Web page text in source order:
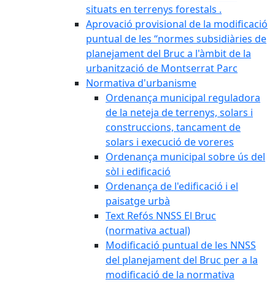
situats en terrenys forestals .
Aprovació provisional de la modificació
puntual de les “normes subsidiàries de
planejament del Bruc a l'àmbit de la
urbanització de Montserrat Parc
Normativa d'urbanisme
Ordenança municipal reguladora
de la neteja de terrenys, solars i
construccions, tancament de
solars i execució de voreres
Ordenança municipal sobre ús del
sòl i edificació
Ordenança de l'edificació i el
paisatge urbà
Text Refós NNSS El Bruc
(normativa actual)
Modificació puntual de les NNSS
del planejament del Bruc per a la
modificació de la normativa